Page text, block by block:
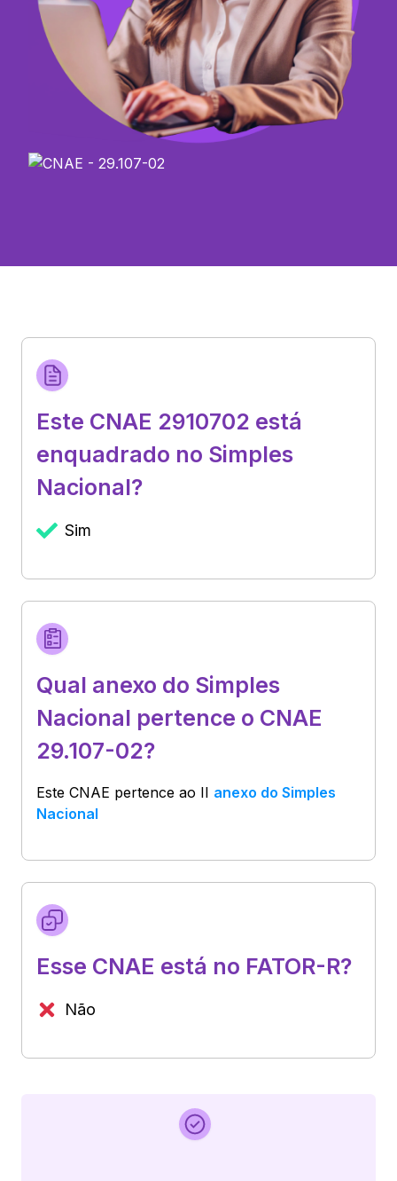
Este CNAE 2910702 está
enquadrado no Simples
Nacional?
Sim
Qual anexo do Simples
Nacional pertence o CNAE
29.107-02?
Este CNAE pertence ao II anexo do Simples
Nacional
Esse CNAE está no FATOR-R?
Não